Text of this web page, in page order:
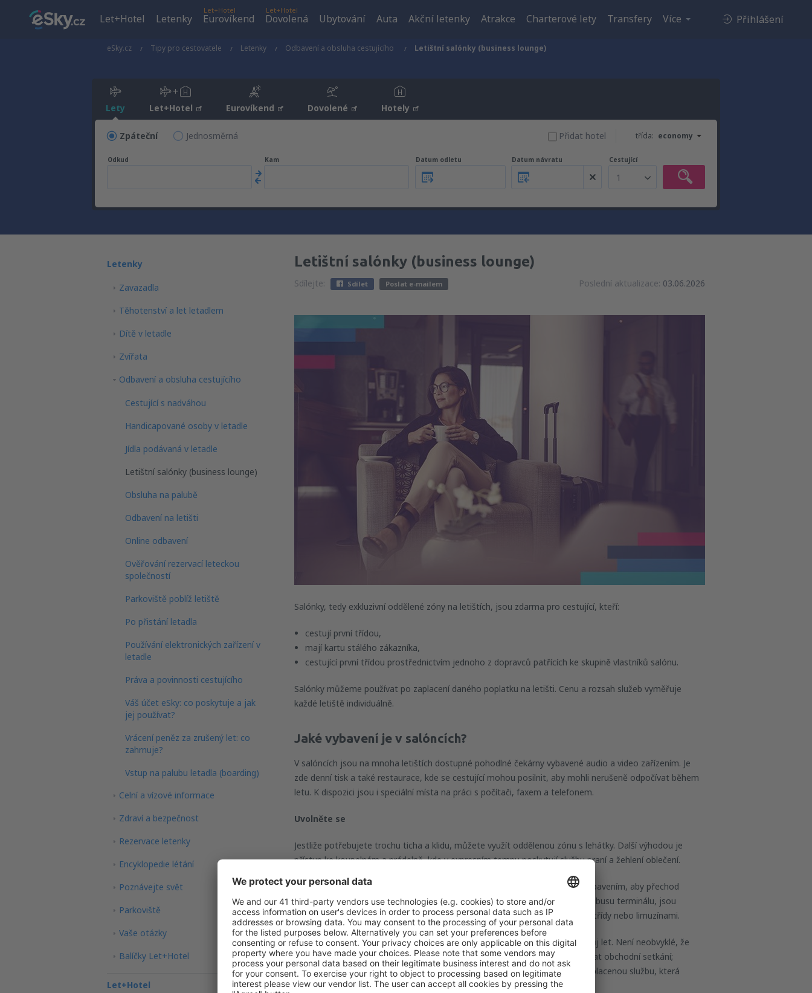
Let+Hotel Letenky
Let+Hotel
Eurovíkend
Let+Hotel
Dovolená Ubytování Auta Akční letenky Atrakce Charterové lety Transfery Více Přihlášení
eSky.cz Tipy pro cestovatele Letenky Odbavení a obsluha cestujícího Letištní salónky (business lounge)
Lety Let+Hotel Eurovíkend Dovolené Hotely
Zpáteční Jednosměrná třída: economy
Přidat hotel
Odkud Kam Datum odletu Datum návratu Cestující
1
Letenky
Zavazadla
Těhotenství a let letadlem
Dítě v letadle
Zvířata
Odbavení a obsluha cestujícího
Cestující s nadváhou
Handicapované osoby v letadle
Jídla podávaná v letadle
Letištní salónky (business lounge)
Obsluha na palubě
Odbavení na letišti
Online odbavení
Ověřování rezervací leteckou
společností
Parkoviště poblíž letiště
Po přistání letadla
Používání elektronických zařízení v
letadle
Práva a povinnosti cestujícího
Váš účet eSky: co poskytuje a jak
jej používat?
Vrácení peněz za zrušený let: co
zahrnuje?
Vstup na palubu letadla (boarding)
Celní a vízové informace
Zdraví a bezpečnost
Rezervace letenky
Encyklopedie létání
Poznávejte svět
Parkoviště
Vaše otázky
Balíčky Let+Hotel
Let+Hotel
Letištní salónky (business lounge)
Sdílejte: Sdílet Poslat e-mailem Poslední aktualizace: 03.06.2026
Salónky, tedy exkluzivní oddělené zóny na letištích, jsou zdarma pro cestující, kteří:
cestují první třídou,
mají kartu stálého zákazníka,
cestující první třídou prostřednictvím jednoho z dopravců patřících ke skupině vlastníků salónu.
Salónky můžeme používat po zaplacení daného poplatku na letišti. Cenu a rozsah služeb vyměřuje
každé letiště individuálně.
Jaké vybavení je v salóncích?
V salóncích jsou na mnoha letištích dostupné pohodlné čekárny vybavené audio a video zařízením. Je
zde denní tisk a také restaurace, kde se cestující mohou posilnit, aby mohli nerušeně odpočívat během
letu. K dispozici jsou i speciální místa na práci s počítači, faxem a telefonem.
Uvolněte se
Jestliže potřebujete trochu ticha a klidu, můžete využít oddělenou zónu s lehátky. Další výhodou je
přístup ke koupelnám a prádelně, kde v expresním tempu poskytují službu praní a žehlení oblečení.
Cestující první třídy u tradičních leteckých společností přecházejí rychlým odbavením, aby přechod
z letadla do letadla trval maximálně 30 minut. Jestliže letadlo nepřistává u tubusu terminálu, jsou
cestující z první třídy dopravováni do letištní haly speciálními autobusy první třídy nebo limuzínami.
Salónky VIPjsou luxusně zařízené salóny, kde mohou cestující čekat na svůj let. Není neobvyklé, že
salónky VIP mají vlastní bezpečnostní kontrolu. V těchto salóncích lze pořádat obchodní setkání;
většinou je v nich přístup k internetu a kancelářským potřebám. Jedná se o placenou službu, která
vyžaduje dřívější rezervaci.